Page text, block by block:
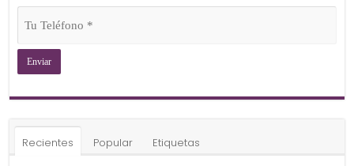
Tu
Teléfono
Recientes Popular Etiquetas